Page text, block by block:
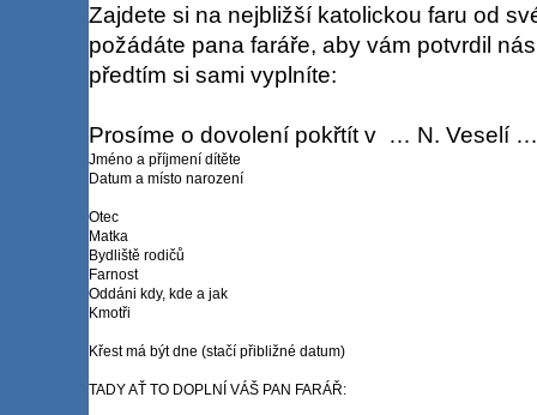
Zajdete si na nejbližší katolickou faru od
požádáte pana faráře, aby vám potvrdil
předtím si sami vyplníte:
Prosíme o dovolení pokřtít v … N. Veselí
Jméno a příjmení dítěte
Datum a místo narození
Otec
Matka
Bydliště rodičů
Farnost
Oddáni kdy, kde a jak
Kmotři
Křest má být dne (stačí přibližné datum)
TADY AŤ TO DOPLNÍ VÁŠ PAN FARÁŘ: